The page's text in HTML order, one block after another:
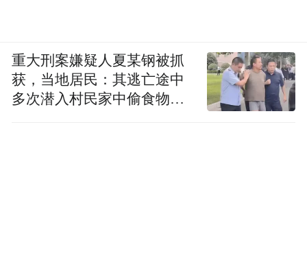
重大刑案嫌疑人夏某钢被抓
获，当地居民：其逃亡途中
多次潜入村民家中偷食物被